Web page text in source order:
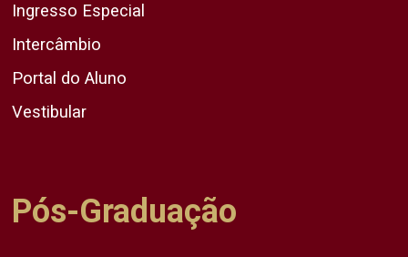
Ingresso Especial
Intercâmbio
Portal do Aluno
Vestibular
Pós-Graduação